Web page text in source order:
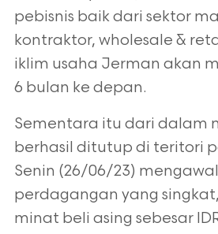
pebisnis baik dari sektor
kontraktor, wholesale &
iklim usaha Jerman akan
6 bulan ke depan.
Sementara itu dari dalam
berhasil ditutup di teritori
Senin (26/06/23)
perdagangan yang
minat beli asing sebesar